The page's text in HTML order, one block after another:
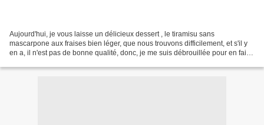
Aujourd'hui, je vous laisse un délicieux dessert , le tiramisu sans
mascarpone aux fraises bien léger, que nous trouvons difficilement, et s'il y
en a, il n'est pas de bonne qualité, donc, je me suis débrouillée pour en faire